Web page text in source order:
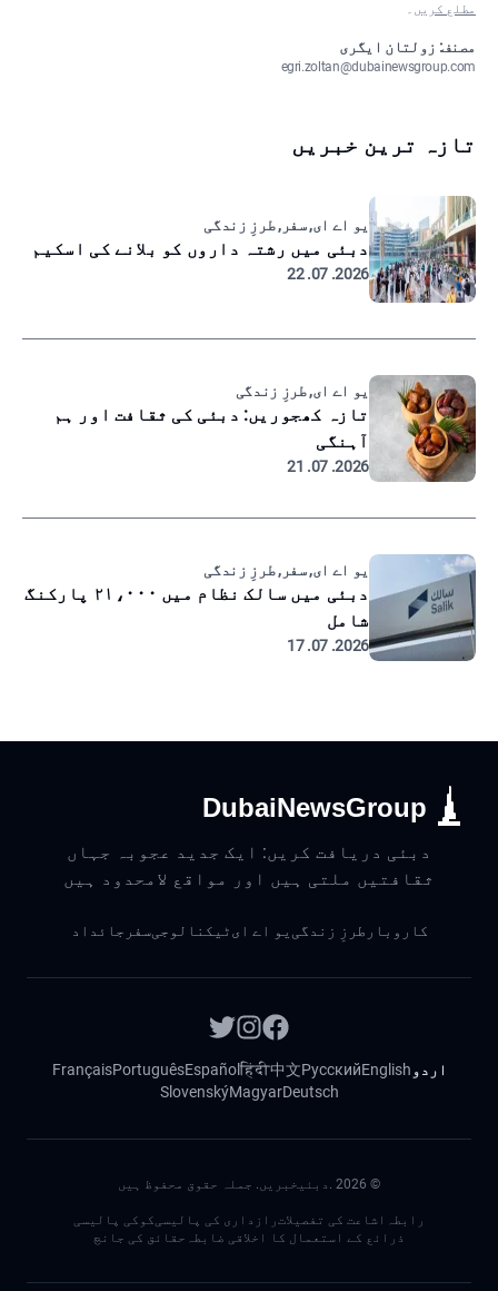
مطلع کریں ۔
مصنف: زولتان ایگری
egri.zoltan@dubainewsgroup.com
تازہ ترین خبریں
یو اے ای, سفر, طرزِ زندگی
دبئی میں رشتہ داروں کو بلانے کی اسکیم
2026. 07. 22
یو اے ای, طرزِ زندگی
تازہ کھجوریں: دبئی کی ثقافت اور ہم
آہنگی
2026. 07. 21
یو اے ای, سفر, طرزِ زندگی
دبئی میں سالک نظام میں ۲۱،۰۰۰ پارکنگ
شامل
2026. 07. 17
DubaiNewsGroup
دبئی دریافت کریں: ایک جدید عجوبہ جہاں
ثقافتیں ملتی ہیں اور مواقع لامحدود ہیں
کاروبار طرزِ زندگی یو اے ایٹیکنالوجیسفر جائداد
اردو English
Русский
中文
हिंदी
Español
Português
Français
Deutsch
Magyar
Slovenský
©
2026 .دبئیخبریں. جملہ حقوق محفوظ ہیں
رابطہ اشاعت کی تفصیلاترازداری کی پالیسیکوکی پالیسی
ذرائع کے استعمال کا اخلاقی ضابطہ حقائق کی جانچ